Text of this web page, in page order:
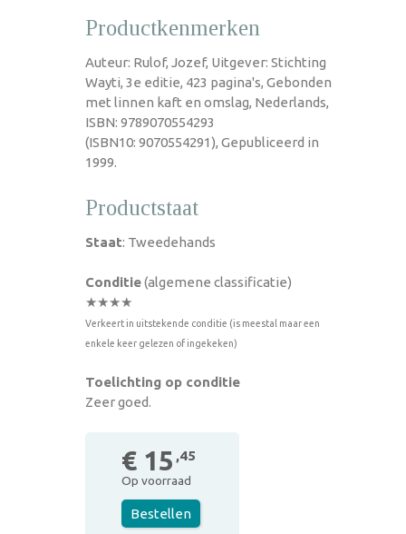
Productkenmerken
Auteur: Rulof, Jozef, Uitgever: Stichting
Wayti, 3e editie, 423 pagina's, Gebonden
met linnen kaft en omslag, Nederlands,
ISBN: 9789070554293
(ISBN10: 9070554291), Gepubliceerd in
1999.
Productstaat
Staat: Tweedehands
Conditie(algemene classificatie)
★★★★
Verkeert in uitstekende conditie (is meestal maar een
enkele keer gelezen of ingekeken)
Toelichting op conditie
Zeer goed.
€ 15 ,45
Op voorraad
Bestellen